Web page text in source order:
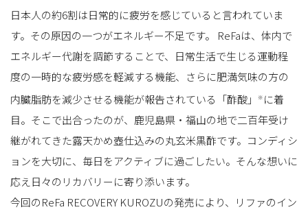
日本人の約6割は日常的に疲労を感じていると言われていま
す。その原因の一つがエネルギー不足です。 ReFaは、体内で
エネルギー代謝を調節することで、日常生活で生じる運動程
度の一時的な疲労感を軽減する機能、さらに肥満気味の方の
内臓脂肪を減少させる機能が報告されている「酢酸」
※ に着
目。そこで出合ったのが、鹿児島県・福山の地で二百年受け
継がれてきた露天かめ壺仕込みの丸玄米黒酢です。コンディシ
ョンを大切に、毎日をアクティブに過ごしたい。そんな想いに
応え日々のリカバリーに寄り添います。
今回のReFa RECOVERY KUROZUの発売により、リファのイン